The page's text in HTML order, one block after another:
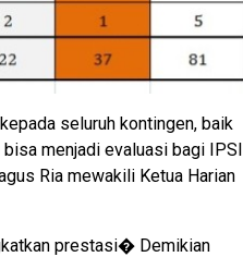
seluruh kontingen, baik
menjadi evaluasi bagi IPSI
Ria mewakili Ketua Harian
prestasi� Demikian